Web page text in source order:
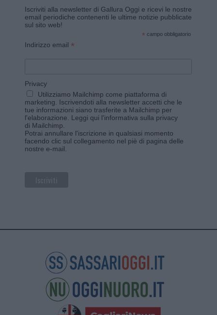
Iscriviti alla newsletter di Gallura Oggi e ricevi le nostre
email periodiche contenenti le ultime notizie pubblicate
sul sito web!
* campo obbligatorio
Indirizzo email *
Privacy
Utilizziamo Mailchimp come piattaforma di
marketing. Iscrivendoti alla newsletter accetti che le
tue informazioni siano trasferite a Mailchimp per
l'elaborazione. Leggi qui l'informativa sulla privacy
di Mailchimp
Potrai annullare l'iscrizione in qualsiasi momento
facendo clic sul collegamento nel piè di pagina delle
nostre e-mail.